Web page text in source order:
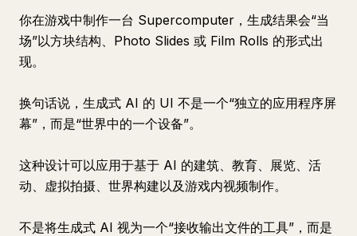
你在游戏中制作一台 Supercomputer，生成结果会“当
场”以方块结构、Photo Slides 或 Film Rolls 的形式出
现。
换句话说，生成式 AI 的 UI 不是一个“独立的应用程序屏
幕”，而是“世界中的一个设备”。
这种设计可以应用于基于 AI 的建筑、教育、展览、活
动、虚拟拍摄、世界构建以及游戏内视频制作。
不是将生成式 AI 视为一个“接收输出文件的工具”，而是